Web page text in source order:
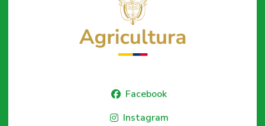
Facebook
Instagram